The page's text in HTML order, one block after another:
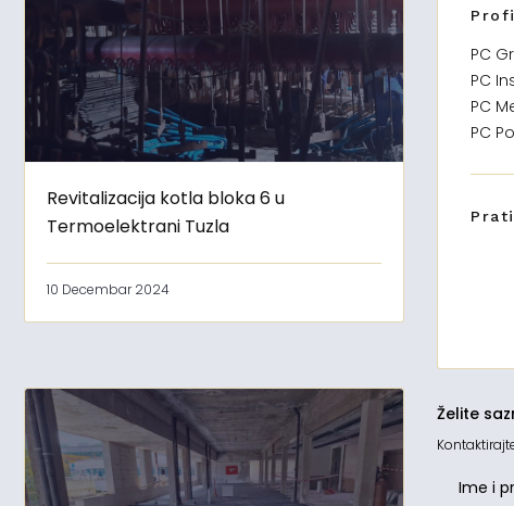
Revitalizacija kotla bloka 6 u
Termoelektrani Tuzla
10 Decembar 2024
PC
PC
PC
PC
Želite
Ime i